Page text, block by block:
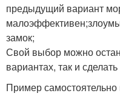
предыдущий вариант
замок;
Свой выбор можно
вариантах, так и
Пример самостоятельно